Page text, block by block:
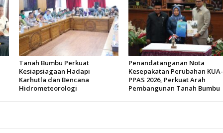
Tanah Bumbu Perkuat
Kesiapsiagaan Hadapi
Karhutla dan Bencana
Hidrometeorologi
Penandatanganan Nota
Kesepakatan Perubahan KUA-
PPAS 2026, Perkuat Arah
Pembangunan Tanah Bumbu